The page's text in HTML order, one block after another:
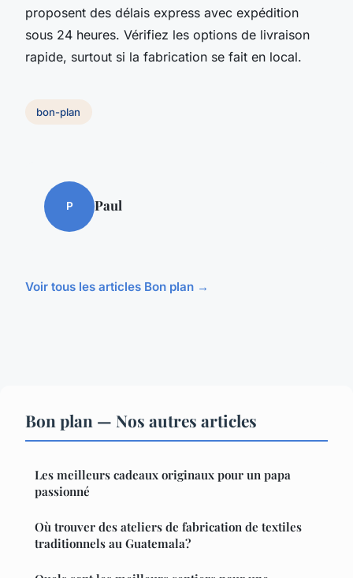
proposent des délais express avec expédition
sous 24 heures. Vérifiez les options de livraison
rapide, surtout si la fabrication se fait en local.
bon-plan
P Paul
Voir tous les articles Bon plan →
Bon plan — Nos autres articles
Les meilleurs cadeaux originaux pour un papa
passionné
Où trouver des ateliers de fabrication de textiles
traditionnels au Guatemala?